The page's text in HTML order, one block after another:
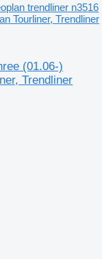
trendliner n3516
Tourliner, Trendliner
(01.06-)
Trendliner